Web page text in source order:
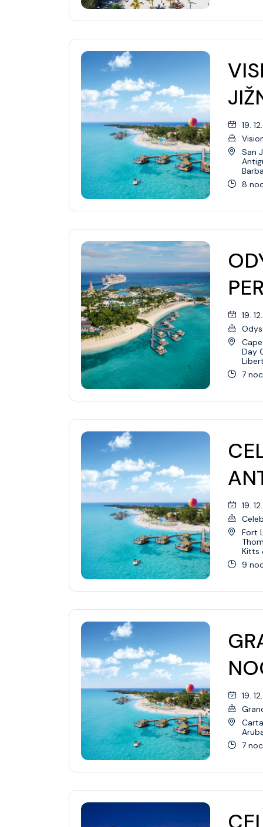
19.
San
8
19.
Day
7
19.
Fort
Kitts
9
19.
7